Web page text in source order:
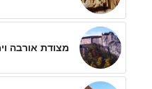
מצודת אורבה